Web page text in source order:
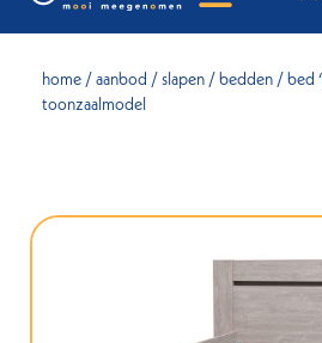
home /aanbod /slapen /bedden / bed
toonzaalmodel